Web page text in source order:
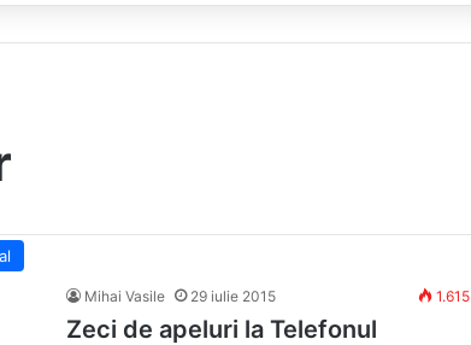
Mihai Vasile 29 iulie 2015 1.615
Zeci de apeluri la Telefonul